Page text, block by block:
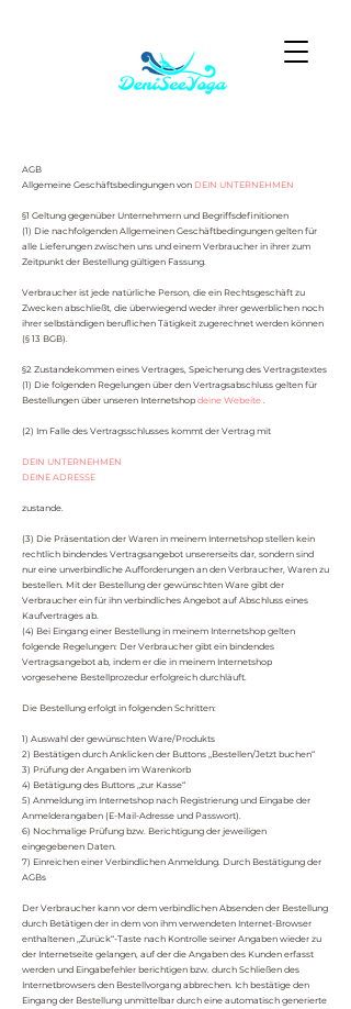
AGB
Allgemeine Geschäftsbedingungen von DEIN UNTERNEHMEN
§1 Geltung gegenüber Unternehmern und Begriffsdefinitionen
(1) Die nachfolgenden Allgemeinen Geschäftbedingungen gelten für
alle Lieferungen zwischen uns und einem Verbraucher in ihrer zum
Zeitpunkt der Bestellung gültigen Fassung.
Verbraucher ist jede natürliche Person, die ein Rechtsgeschäft zu
Zwecken abschließt, die überwiegend weder ihrer gewerblichen noch
ihrer selbständigen beruflichen Tätigkeit zugerechnet werden können
(§ 13 BGB).
§2 Zustandekommen eines Vertrages, Speicherung des Vertragstextes
(1) Die folgenden Regelungen über den Vertragsabschluss gelten für
Bestellungen über unseren Internetshop deine Webeite .
(2) Im Falle des Vertragsschlusses kommt der Vertrag mit
DEIN UNTERNEHMEN
DEINE ADRESSE
zustande.
(3) Die Präsentation der Waren in meinem Internetshop stellen kein
rechtlich bindendes Vertragsangebot unsererseits dar, sondern sind
nur eine unverbindliche Aufforderungen an den Verbraucher, Waren zu
bestellen. Mit der Bestellung der gewünschten Ware gibt der
Verbraucher ein für ihn verbindliches Angebot auf Abschluss eines
Kaufvertrages ab.
(4) Bei Eingang einer Bestellung in meinem Internetshop gelten
folgende Regelungen: Der Verbraucher gibt ein bindendes
Vertragsangebot ab, indem er die in meinem Internetshop
vorgesehene Bestellprozedur erfolgreich durchläuft.
Die Bestellung erfolgt in folgenden Schritten:
1) Auswahl der gewünschten Ware/Produkts
2) Bestätigen durch Anklicken der Buttons „Bestellen/Jetzt buchen“
3) Prüfung der Angaben im Warenkorb
4) Betätigung des Buttons „zur Kasse“
5) Anmeldung im Internetshop nach Registrierung und Eingabe der
Anmelderangaben (E-Mail-Adresse und Passwort).
6) Nochmalige Prüfung bzw. Berichtigung der jeweiligen
eingegebenen Daten.
7) Einreichen einer Verbindlichen Anmeldung. Durch Bestätigung der
AGBs
Der Verbraucher kann vor dem verbindlichen Absenden der Bestellung
durch Betätigen der in dem von ihm verwendeten Internet-Browser
enthaltenen „Zurück“-Taste nach Kontrolle seiner Angaben wieder zu
der Internetseite gelangen, auf der die Angaben des Kunden erfasst
werden und Eingabefehler berichtigen bzw. durch Schließen des
Internetbrowsers den Bestellvorgang abbrechen. Ich bestätige den
Eingang der Bestellung unmittelbar durch eine automatisch generierte